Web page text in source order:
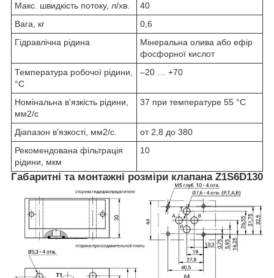
Макс. швидкість потоку, л/хв.
40
Вага, кг
0,6
Гідравлічна рідина
Мінеральна олива або ефір
фосфорної кислот
Температура робочої рідини,
°C
–20 … +70
Номінальна в'язкість рідини,
мм2/с
37 при температуре 55 °C
Діапазон в'язкості, мм2/с.
от 2,8 до 380
Рекомендована фільтрація
рідини, мкм
10
Габаритні та монтажні розміри клапана Z1S6D130